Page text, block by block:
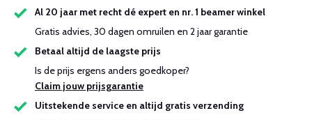
Al 20 jaar met recht dé expert en nr. 1 beamer winkel
Gratis advies, 30 dagen omruilen en 2 jaar garantie
Betaal altijd de laagste prijs
Is de prijs ergens anders goedkoper?
Claim jouw prijsgarantie
Uitstekende service en altijd gratis verzending